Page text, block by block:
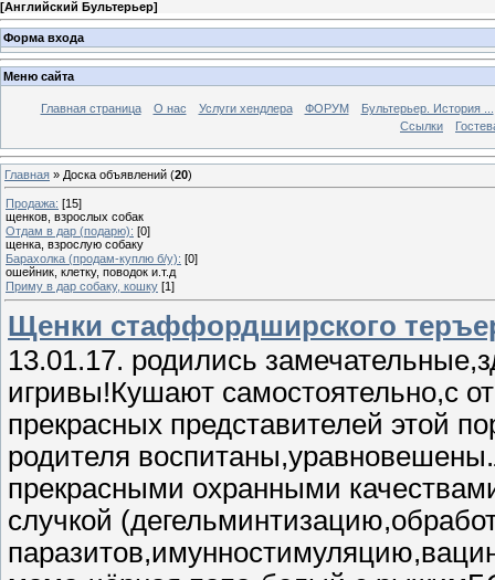
[Английский Бультерьер]
Форма входа
Меню сайта
Главная страница О нас Услуги хендлера ФОРУМ
Бультерьер. История ...
Ссылки
Главная » Доска объявлений (20)
Продажа: [15]
щенков, взрослых собак
Отдам в дар (подарю): [0]
щенка, взрослую собаку
Барахолка (продам-куплю б/у): [0]
ошейник, клетку, поводок и.т.д
Приму в дар собаку, кошку [1]
Щенки стаффордширского
13.01.17. родились
игривы!Кушают самостоятельно,с
прекрасных представителей этой
родителя
прекрасными охранными
случкой